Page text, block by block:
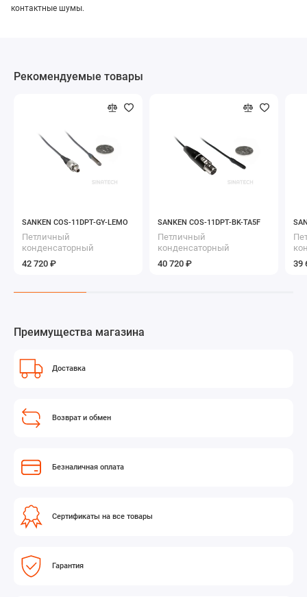
контактные шумы.
Рекомендуемые товары
SANKEN COS-11DPT-GY-LEMO
Петличный
конденсаторный
микрофон с разъемом
LEMO
42 720 ₽
SANKEN COS-11DPT-BK-TA5F
Петличный
конденсаторный
микрофон с разъемом
TA5F
40 720 ₽ 39
Преимущества магазина
Доставка
Возврат и обмен
Безналичная оплата
Сертификаты на все товары
Гарантия